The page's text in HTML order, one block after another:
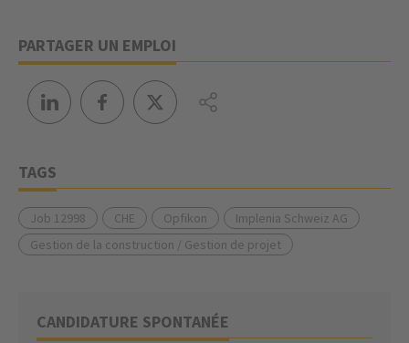
PARTAGER UN EMPLOI
TAGS
Job 12998 CHE Opfikon
Implenia Schweiz AG
Gestion de la construction / Gestion de projet
CANDIDATURE SPONTANÉE